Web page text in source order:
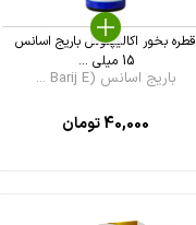
قطره بخور اکالیپتوس باریج اسانس
15 میلی ...
باریج اسانس (Barij E ...
40,000تومان